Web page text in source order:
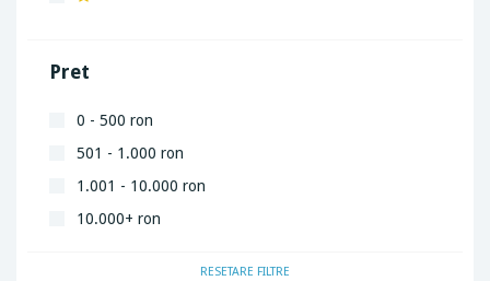
Pret
0 - 500 ron
501 - 1.000 ron
1.001 - 10.000 ron
10.000+ ron
RESETARE FILTRE